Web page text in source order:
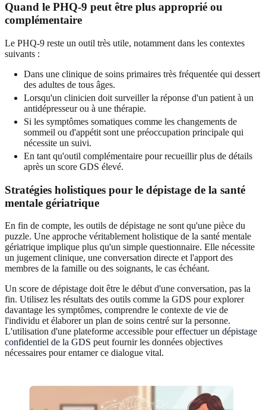
Quand le PHQ-9 peut être plus approprié ou
complémentaire
Le PHQ-9 reste un outil très utile, notamment dans les contextes
suivants :
Dans une clinique de soins primaires très fréquentée qui dessert
des adultes de tous âges.
Lorsqu'un clinicien doit surveiller la réponse d'un patient à un
antidépresseur ou à une thérapie.
Si les symptômes somatiques comme les changements de
sommeil ou d'appétit sont une préoccupation principale qui
nécessite un suivi.
En tant qu'outil complémentaire pour recueillir plus de détails
après un score GDS élevé.
Stratégies holistiques pour le dépistage de la santé
mentale gériatrique
En fin de compte, les outils de dépistage ne sont qu'une pièce du
puzzle. Une approche véritablement holistique de la santé mentale
gériatrique implique plus qu'un simple questionnaire. Elle nécessite
un jugement clinique, une conversation directe et l'apport des
membres de la famille ou des soignants, le cas échéant.
Un score de dépistage doit être le début d'une conversation, pas la
fin. Utilisez les résultats des outils comme la GDS pour explorer
davantage les symptômes, comprendre le contexte de vie de
l'individu et élaborer un plan de soins centré sur la personne.
L'utilisation d'une plateforme accessible poureffectuer un dépistage
confidentiel de la GDS peut fournir les données objectives
nécessaires pour entamer ce dialogue vital.